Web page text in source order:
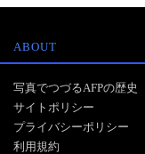
ABOUT
写真でつづるAFPの歴史
サイトポリシー
プライバシーポリシー
利用規約